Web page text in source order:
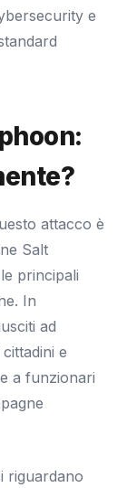
e
attacco è
Salt
principali
In
ad
e
a funzionari
riguardano